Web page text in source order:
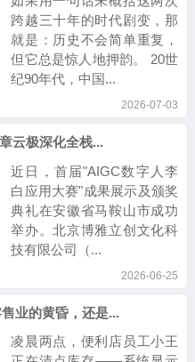
跨越三十年的时代剧变，那
就是：历史不会简单重复，
但它总是惊人地押韵。 20世
纪90年代，中国...
2026-07-03
云极深化全栈...
近日，首届"AIGC数字人李
白应用大赛"成果展示及颁奖
典礼在安徽省马鞍山市成功
举办。北京博雅立创文化科
技有限公司（...
2026-06-25
业的黄昏，还是...
凌晨两点，便利店员工小王